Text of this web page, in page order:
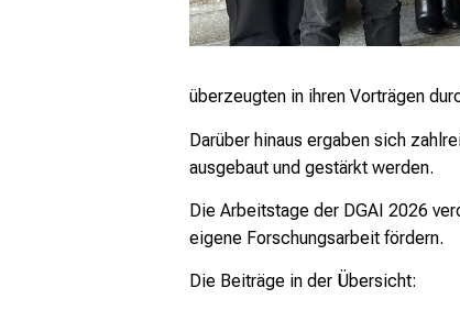
überzeugten in ihren Vorträgen
Darüber hinaus ergaben sich
ausgebaut und gestärkt werden.
Die Arbeitstage der DGAI 2026
eigene Forschungsarbeit fördern.
Die Beiträge in der Übersicht: